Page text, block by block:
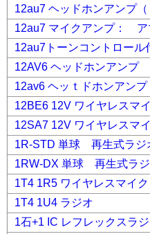
12au7 ヘッドホンアンプ（
12au7 マイクアンプ：
12au7トーンコントロール
12AV6 ヘッドホンアンプ
12av6 ヘッｔドホンアン
12BE6 12V ワイヤレスマ
12SA7 12V ワイヤレスマ
1R-STD 単球 再生式ラジ
1RW-DX 単球 再生式ラ
1T4 1R5 ワイヤレスマイク
1T4 1U4 ラジオ
1石+1 IC レフレックスラ